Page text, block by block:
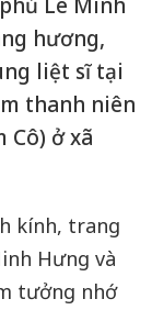
hương,
liệt sĩ tại
thanh niên
Cô) ở xã
kính, trang
Hưng và
tưởng nhớ